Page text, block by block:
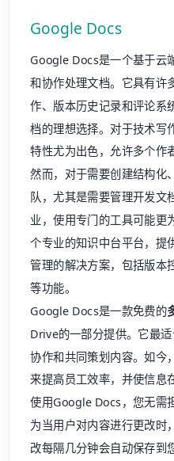
Google Docs
Google Docs是一个基于云
和协作处理文档。它具有许
作、版本历史记录和评论系
档的理想选择。对于技术写
特性尤为出色，允许多个作
然而，对于需要创建结构化
队，尤其是需要管理开发文
业，使用专门的工具可能更
个专业的知识中台平台，提
管理的解决方案，包括版本
等功能。
Google Docs是一款免费的
Drive的一部分提供。它最
协作和共同策划内容。如今
来提高员工效率，并使信息
使用Google Docs，您无需
为当用户对内容进行更改时
改每隔几分钟会自动保存